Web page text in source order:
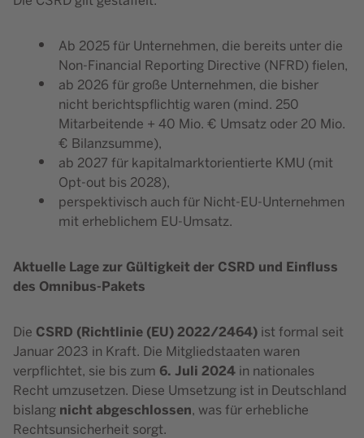
Ab 2025 für Unternehmen, die bereits unter die
Non-Financial Reporting Directive (NFRD) fielen,
ab 2026 für große Unternehmen, die bisher
nicht berichtspflichtig waren (mind. 250
Mitarbeitende + 40 Mio. € Umsatz oder 20 Mio.
€ Bilanzsumme),
ab 2027 für kapitalmarktorientierte KMU (mit
Opt-out bis 2028),
perspektivisch auch für Nicht-EU-Unternehmen
mit erheblichem EU-Umsatz.
Aktuelle Lage zur Gültigkeit der CSRD und Einfluss
des Omnibus-Pakets
Die CSRD (Richtlinie (EU) 2022/2464) ist formal seit
Januar 2023 in Kraft. Die Mitgliedstaaten waren
verpflichtet, sie bis zum 6. Juli 2024 in nationales
Recht umzusetzen. Diese Umsetzung ist in Deutschland
bislang nicht abgeschlossen, was für erhebliche
Rechtsunsicherheit sorgt.